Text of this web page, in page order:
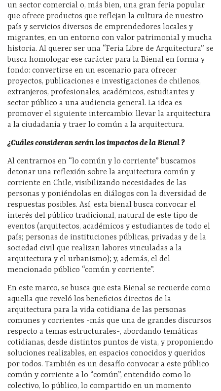
un sector comercial o, más bien, una gran feria popular
que ofrece productos que reflejan la cultura de nuestro
país y servicios diversos de emprendedores locales y
migrantes, en un entorno con valor patrimonial y mucha
historia. Al querer ser una “Feria Libre de Arquitectura” se
busca homologar ese carácter para la Bienal en forma y
fondo: convertirse en un escenario para ofrecer
proyectos, publicaciones e investigaciones de chilenos,
extranjeros, profesionales, académicos, estudiantes y
sector público a una audiencia general. La idea es
promover el siguiente intercambio: llevar la arquitectura
a la ciudadanía y traer lo común a la arquitectura.
¿Cuáles consideran serán los impactos de la Bienal ?
Al centrarnos en “lo común y lo corriente” buscamos
detonar una reflexión sobre la arquitectura común y
corriente en Chile, visibilizando necesidades de las
personas y poniéndolas en diálogos con la diversidad de
respuestas posibles. Así, esta bienal busca convocar el
interés del público tradicional, natural de este tipo de
eventos (arquitectos, académicos y estudiantes de todo el
país; personas de instituciones públicas, privadas y de la
sociedad civil que realizan labores vinculadas a la
arquitectura y el urbanismo); y, además, el del
mencionado público “común y corriente”.
En este marco, se busca que esta Bienal se recuerde como
aquella que reveló los beneficios directos de la
arquitectura para la vida cotidiana de las personas
comunes y corrientes -más que una de grandes discursos
respecto a temas estructurales-, abordando temáticas
cotidianas, desde distintos puntos de vista, y proponiendo
soluciones realizables, en espacios conocidos y queridos
por todos. También es un desafío convocar a este público
común y corriente a lo “común”, entendido como lo
colectivo, lo público, lo compartido en un momento